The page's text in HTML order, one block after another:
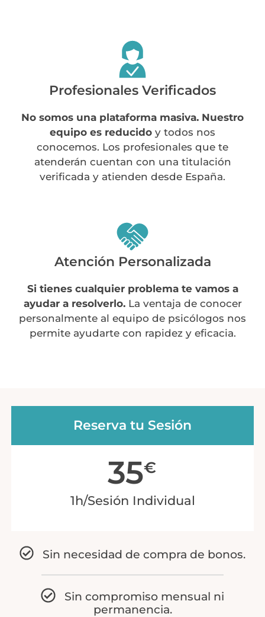
Profesionales Verificados
No somos una plataforma masiva. Nuestro
equipo es reducido y todos nos
conocemos. Los profesionales que te
atenderán cuentan con una titulación
verificada y atienden desde España.
Atención Personalizada
Si tienes cualquier problema te vamos a
ayudar a resolverlo.La ventaja de conocer
personalmente al equipo de psicólogos nos
permite ayudarte con rapidez y eficacia.
Reserva tu Sesión
35€
1h/Sesión Individual
Sin necesidad de compra de bonos.
Sin compromiso mensual ni
permanencia.